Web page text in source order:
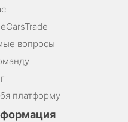
вопросы
платформу